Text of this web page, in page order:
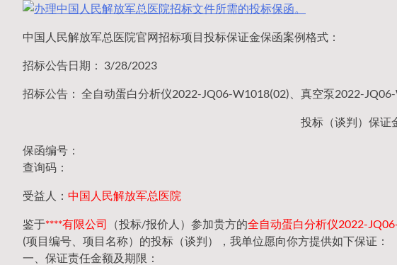
中国人民解放军总医院官网招标项目投标保证金保函案例格式：
招标公告日期： 3/28/2023
招标公告： 全自动蛋白分析仪2022-JQ06-W1018(02)、真空泵2022-JQ06-
投标（谈判）保证
保函编号：
查询码：
受益人： 中国人民解放军总医院
鉴于****有限公司 （投标/报价人）参加贵方的全自动蛋白分析仪2022-
(项目编号、项目名称）的投标（谈判），我单位愿向你方提供如下保证：
一、保证责任金额及期限：